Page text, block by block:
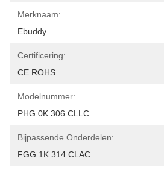
Merknaam:
Ebuddy
Certificering:
CE.ROHS
Modelnummer:
PHG.0K.306.CLLC
Bijpassende Onderdelen:
FGG.1K.314.CLAC